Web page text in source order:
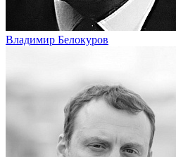
Владимир Белокуров